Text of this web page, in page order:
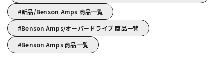
新品/Benson Amps 商品一覧
Benson Amps/オーバードライブ 商品一覧
Benson Amps 商品一覧